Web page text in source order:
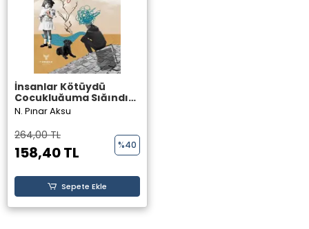
İnsanlar Kötüydü
Çocukluğuma Sığındım
- N. Pınar Aksu -
N. Pınar Aksu
264,00 TL
158,40 TL %40
Sepete Ekle